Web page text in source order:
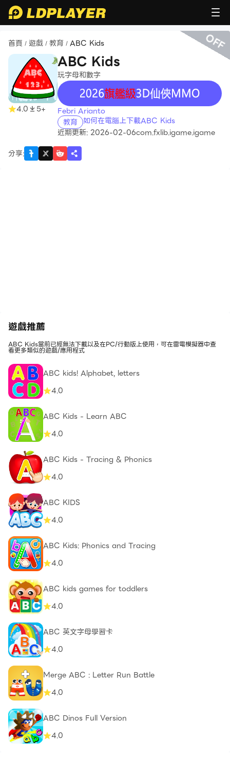
首頁 / 遊戲 / 教育 / ABC Kids
4.0 5+
ABC Kids
玩字母和數字
recommend
Febri Arianto
教育 如何在電腦上下載ABC Kids
近期更新: 2026-02-06com.fxlib.igame.igame
分享:
OFF
遊戲推薦
ABC Kids當前已經無法下載以及在PC/行動版上使用，可在雷電模擬器中查
看更多類似的遊戲/應用程式
ABC kids! Alphabet, letters
4.0
ABC Kids - Learn ABC
4.0
ABC Kids - Tracing & Phonics
4.0
ABC KIDS
4.0
ABC Kids: Phonics and Tracing
4.0
ABC kids games for toddlers
4.0
ABC 英文字母學習卡
4.0
Merge ABC : Letter Run Battle
4.0
ABC Dinos Full Version
4.0